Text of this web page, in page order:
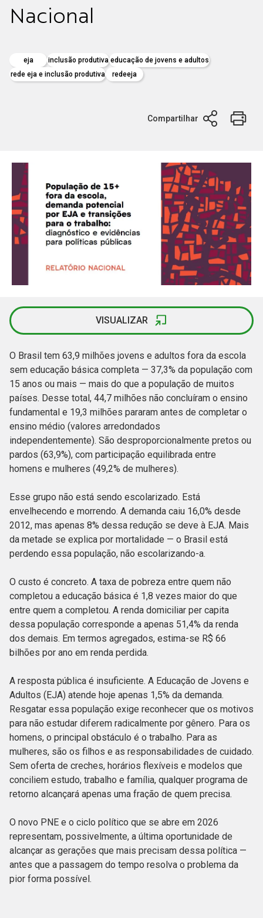
Nacional
eja inclusão produtiva educação de jovens e adultos
rede eja e inclusão produtiva
redeeja
Compartilhar
VISUALIZAR
O Brasil tem 63,9 milhões jovens e adultos fora da escola
sem educação básica completa — 37,3% da população com
15 anos ou mais — mais do que a população de muitos
países. Desse total, 44,7 milhões não concluíram o ensino
fundamental e 19,3 milhões pararam antes de completar o
ensino médio (valores arredondados
independentemente). São desproporcionalmente pretos ou
pardos (63,9%), com participação equilibrada entre
homens e mulheres (49,2% de mulheres).
Esse grupo não está sendo escolarizado. Está
envelhecendo e morrendo. A demanda caiu 16,0% desde
2012, mas apenas 8% dessa redução se deve à EJA. Mais
da metade se explica por mortalidade — o Brasil está
perdendo essa população, não escolarizando-a.
O custo é concreto. A taxa de pobreza entre quem não
completou a educação básica é 1,8 vezes maior do que
entre quem a completou. A renda domiciliar per capita
dessa população corresponde a apenas 51,4% da renda
dos demais. Em termos agregados, estima-se R$ 66
bilhões por ano em renda perdida.
A resposta pública é insuficiente. A Educação de Jovens e
Adultos (EJA) atende hoje apenas 1,5% da demanda.
Resgatar essa população exige reconhecer que os motivos
para não estudar diferem radicalmente por gênero. Para os
homens, o principal obstáculo é o trabalho. Para as
mulheres, são os filhos e as responsabilidades de cuidado.
Sem oferta de creches, horários flexíveis e modelos que
conciliem estudo, trabalho e família, qualquer programa de
retorno alcançará apenas uma fração de quem precisa.
O novo PNE e o ciclo político que se abre em 2026
representam, possivelmente, a última oportunidade de
alcançar as gerações que mais precisam dessa política —
antes que a passagem do tempo resolva o problema da
pior forma possível.